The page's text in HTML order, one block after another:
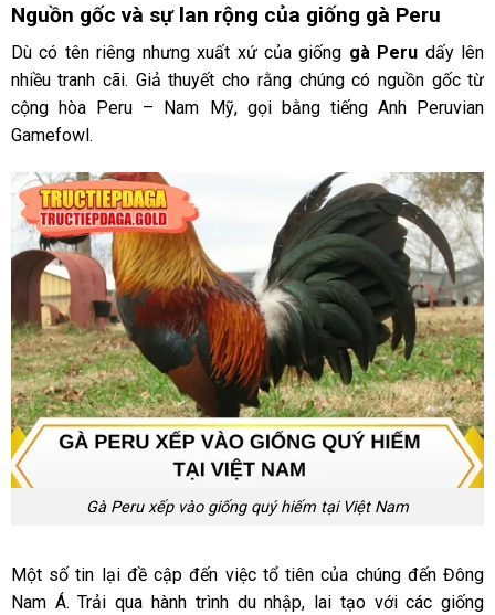
Nguồn gốc và sự lan rộng của giống gà Peru
Dù có tên riêng nhưng xuất xứ của giống gà Peru dấy lên
nhiều tranh cãi. Giả thuyết cho rằng chúng có nguồn gốc từ
cộng hòa Peru – Nam Mỹ, gọi bằng tiếng Anh Peruvian
Gamefowl.
Gà Peru xếp vào giống quý hiếm tại Việt Nam
Một số tin lại đề cập đến việc tổ tiên của chúng đến Đông
Nam Á. Trải qua hành trình du nhập, lai tạo với các giống